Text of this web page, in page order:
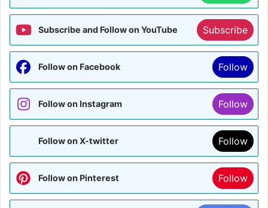
Subscribe and Follow on YouTube Subscribe
Follow on Facebook Follow
Follow on Instagram Follow
Follow on X-twitter Follow
Follow on Pinterest Follow